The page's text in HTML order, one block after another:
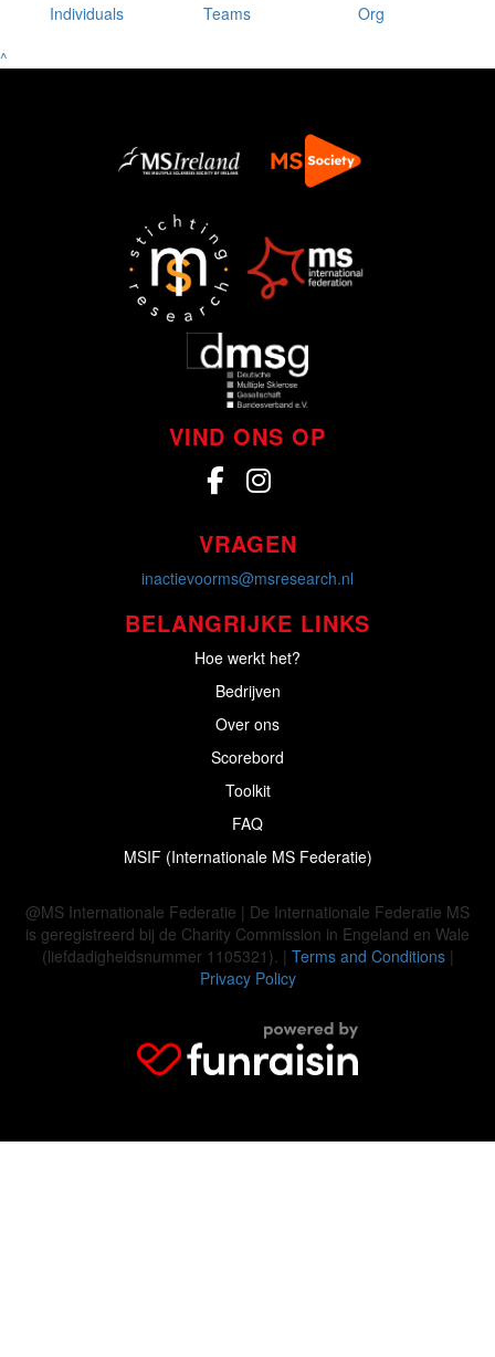
Individuals Teams
Org
^
VIND ONS OP
VRAGEN
inactievoorms@msresearch.nl
BELANGRIJKE LINKS
Hoe werkt het?
Bedrijven
Over ons
Scorebord
Toolkit
FAQ
MSIF (Internationale MS Federatie)
@MS Internationale Federatie | De Internationale Federatie MS
is geregistreerd bij de Charity Commission in Engeland en Wale
(liefdadigheidsnummer 1105321). | Terms and Conditions|
Privacy Policy